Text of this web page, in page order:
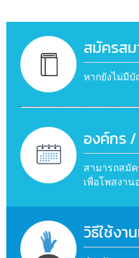
สมัครส
หากยังไม่มี
องค์กร
สามารถสมั
เพื่อโพสงาน
วิธีใช้งา